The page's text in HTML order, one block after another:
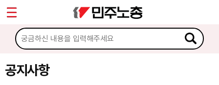
공지사항
마이페이지
소개
소식
Sketchbook5, 스케치북5